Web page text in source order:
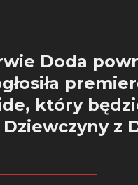
Doda
który
z